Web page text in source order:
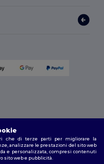
che di terze parti per migliorare la
analizzare le prestazioni del sito web
e personalizzata, compresi contenuti
web e pubblicità.